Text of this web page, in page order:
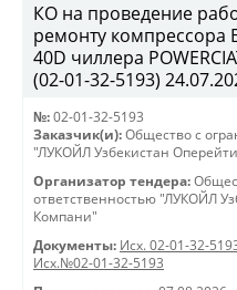
КО на проведение
ремонту компрессора
40D чиллера
(02-01-32-5193)
№: 02-01-32-5193
Заказчик(и): Общество с
"ЛУКОЙЛ Узбекистан
Организатор тендера:
ответственностью "ЛУКОЙЛ
Компани"
Документы: Исх. 02-01-32-
Исх.№02-01-32-5193